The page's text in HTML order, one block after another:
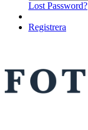
Lost Password?
Registrera